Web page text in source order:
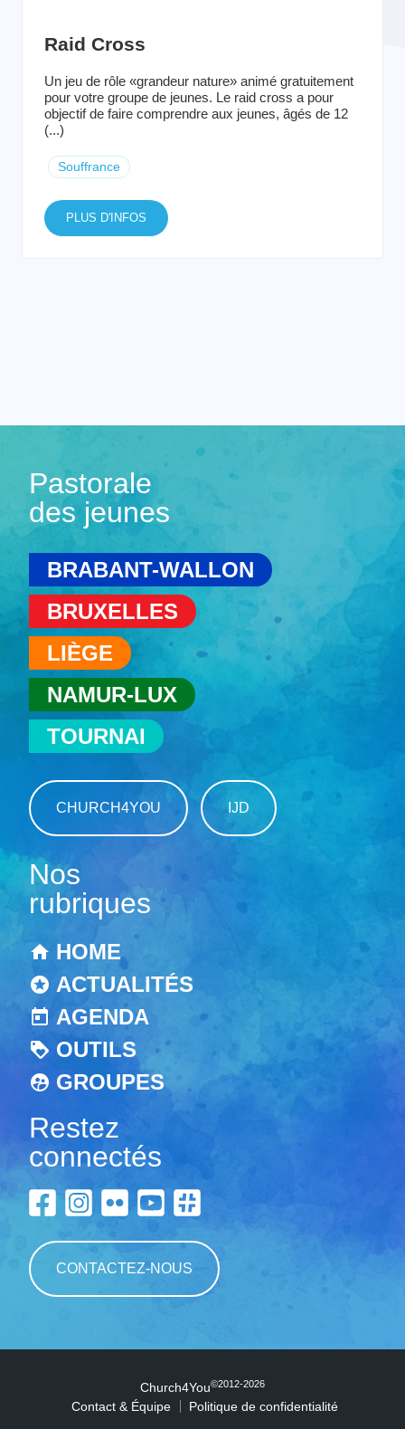
Raid Cross
Un jeu de rôle «grandeur nature» animé gratuitement
pour votre groupe de jeunes. Le raid cross a pour
objectif de faire comprendre aux jeunes, âgés de 12
(...)
Souffrance
PLUS D'INFOS
Pastorale
des jeunes
BRABANT-WALLON
BRUXELLES
LIÈGE
NAMUR-LUX
TOURNAI
CHURCH4YOU IJD
Nos
rubriques
HOME
ACTUALITÉS
AGENDA
OUTILS
GROUPES
Restez
connectés
CONTACTEZ-NOUS
Church4You©2012-2026
Contact & Équipe Politique de confidentialité